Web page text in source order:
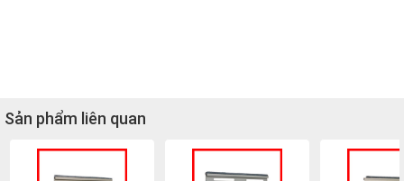
Sản phẩm liên quan